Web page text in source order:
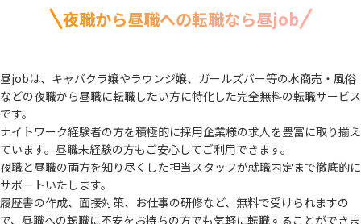
夜職から昼職への転職なら昼job
昼jobは、キャバクラ嬢やラウンジ嬢、ガールズバー等の水商売・風俗
などの夜職から昼職に転職したい方に特化した完全無料の転職サービス
です。
ナイトワーク経験者の方を積極的に採用企業様の求人を豊富に取り揃え
ています。 昼職未経験の方もご安心してご利用できます。
夜職と昼職の両方を知り尽くした担当スタッフが就職内定まで徹底的に
サポートいたします。
履歴書の作成、面接対策、お仕事の研修など、無料で受けられますの
で、 昼職への転職に不安をお持ちの方でも気軽に転職することができま